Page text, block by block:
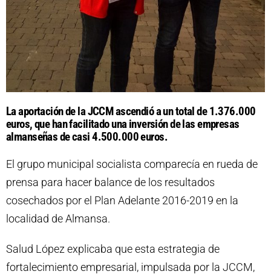
La aportación de la JCCM ascendió a un total de 1.376.000
euros, que han facilitado una inversión de las empresas
almanseñas de casi 4.500.000 euros.
El grupo municipal socialista comparecía en rueda de
prensa para hacer balance de los resultados
cosechados por el Plan Adelante 2016-2019 en la
localidad de Almansa.
Salud López explicaba que esta estrategia de
fortalecimiento empresarial, impulsada por la JCCM,